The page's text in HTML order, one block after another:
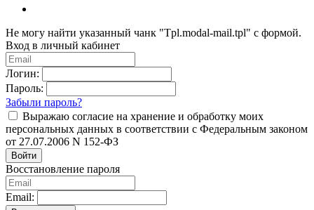
Не могу найти указанный чанк "Tpl.modal-mail.tpl" с формой.
Вход в личный кабинет
Логин:
Пароль:
Забыли пароль?
Выражаю согласие на хранение и обработку моих
персональных данных в соответствии с Федеральным законом
от 27.07.2006 N 152-ФЗ
Войти
Восстановление пароля
Email: